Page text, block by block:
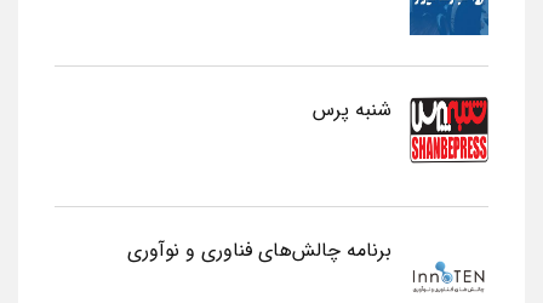
شنبه پرس
برنامه چالش‌های فناوری و نوآوری